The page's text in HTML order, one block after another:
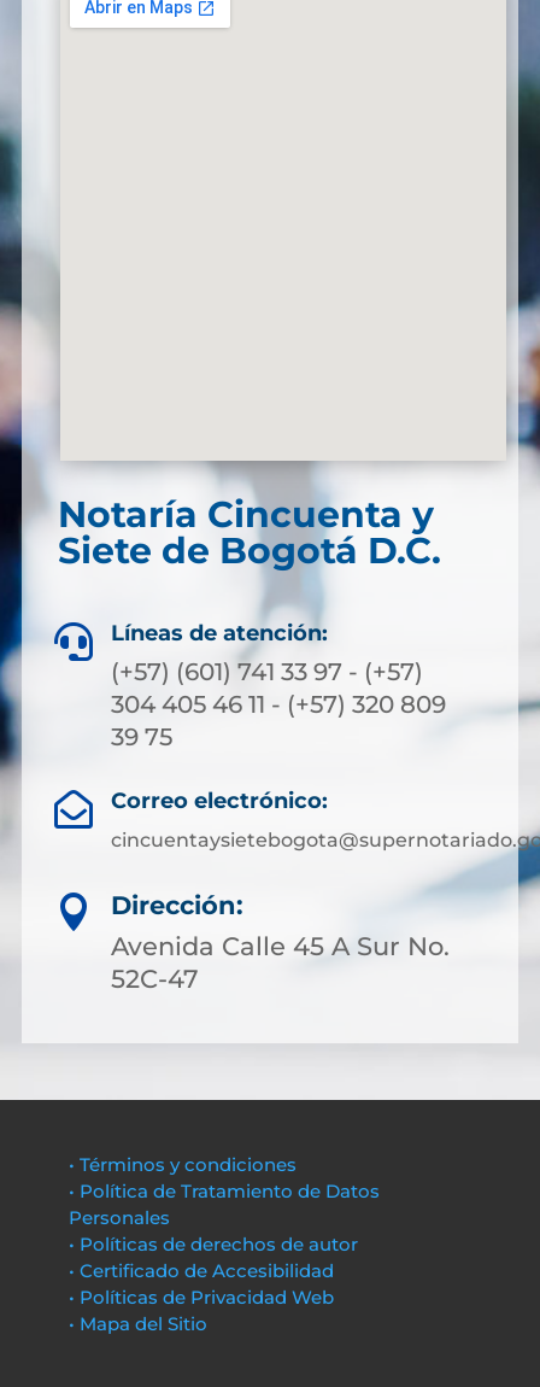
Notaría Cincuenta y
Siete de Bogotá D.C.
 Líneas de atención:
(+57) (601) 741 33 97 - (+57)
304 405 46 11 - (+57) 320 809
39 75
 Correo electrónico:

Dirección:
Avenida Calle 45 A Sur No.
52C-47
• Términos y condiciones
• Política de Tratamiento de Datos
Personales
• Políticas de derechos de autor
• Certificado de Accesibilidad
• Políticas de Privacidad Web
• Mapa del Sitio